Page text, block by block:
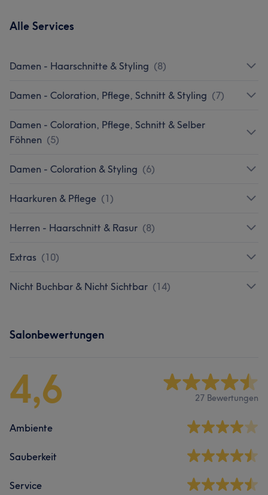
Alle Services
Damen - Haarschnitte & Styling (8)
Damen - Coloration, Pflege, Schnitt & Styling (7)
Damen - Coloration, Pflege, Schnitt & Selber
Föhnen (5)
Damen - Coloration & Styling (6)
Haarkuren & Pflege (1)
Herren - Haarschnitt & Rasur (8)
Extras (10)
Nicht Buchbar & Nicht Sichtbar (14)
Salonbewertungen
4,6 27 Bewertungen
Ambiente
Sauberkeit
Service